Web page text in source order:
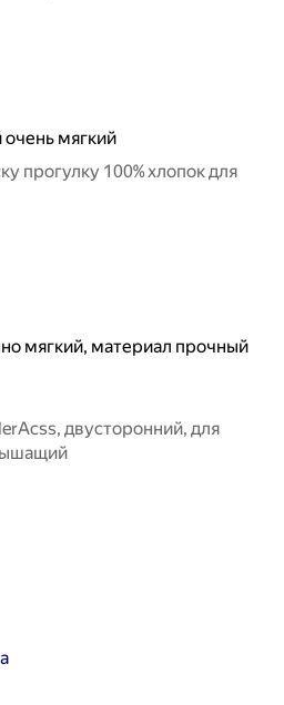
очень мягкий
прогулку 100% хлопок для
мягкий, материал прочный
двусторонний, для